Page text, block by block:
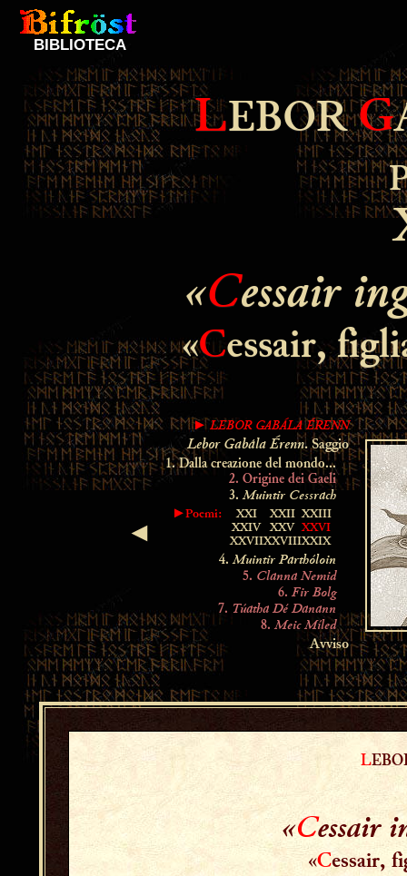
BIBLIOTECA
LEBORG
«Cessair
«Cessair,
◄
► LEBOR GABÁLA ÉRENN
Lebor Gabála Érenn. Saggio
1. Dalla creazione del mondo...
2. Origine dei Gaeli
3.Muintir Cessrach
►Poemi: XXI XXII XXIII
XXIV
XXV
XXVI
XXVIIXXVIIIXXIX
4.Muintir Parthóloin
5. Clanna Nemid
6. Fir Bolg
7. Túatha Dé Danann
8.Meic Míled
Avviso
L
«Cessair
«Cessair,